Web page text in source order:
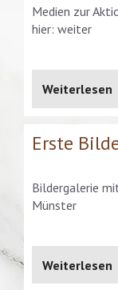
Medien zur
hier: weiter
Weiterlesen
Erste
Bildergalerie
Münster
Weiterlesen